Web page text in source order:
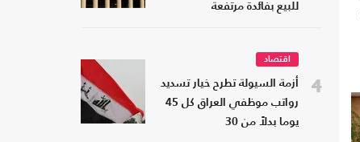
للبيع بفائدة مرتفعة
4
اقتصاد
أزمة السيولة تطرح خيار تسديد
رواتب موظفي العراق كل 45
يوما بدلاً من 30